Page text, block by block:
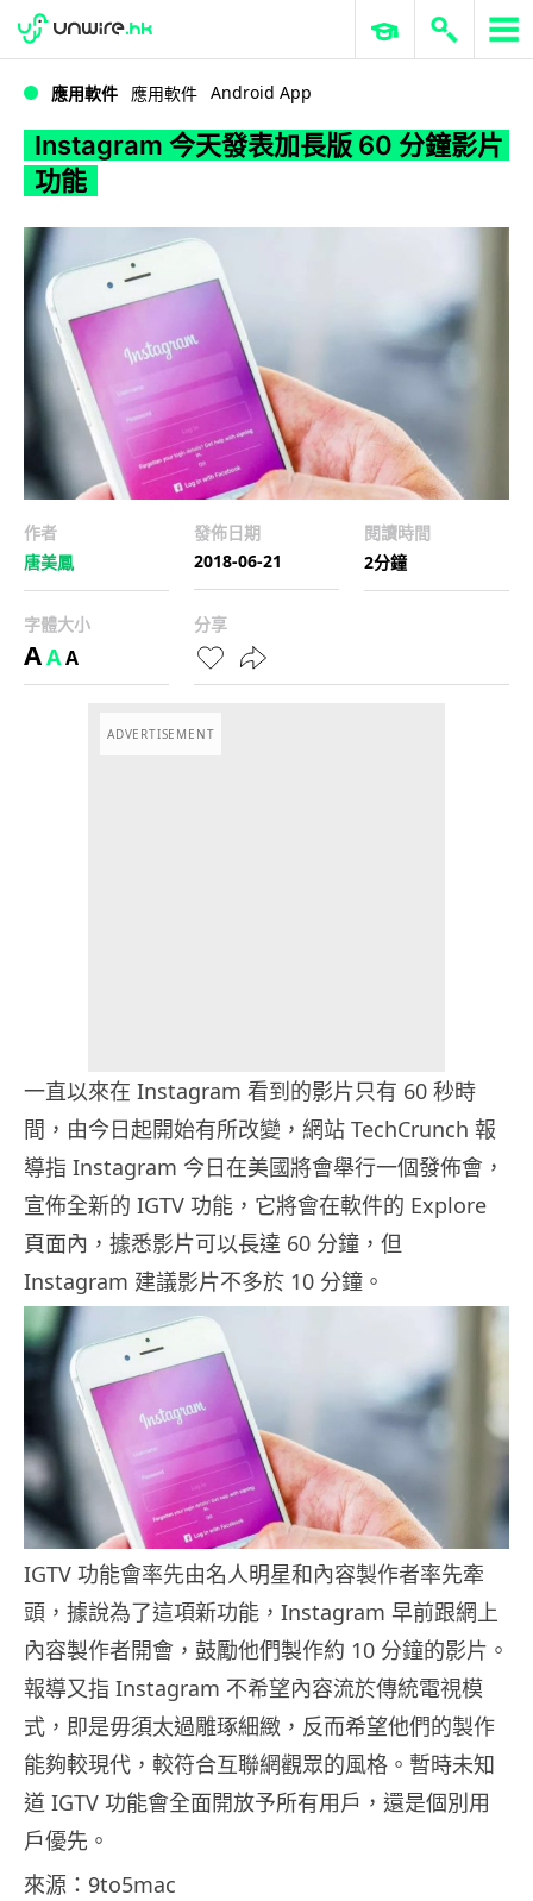
Instagram 今天發表加長版 60 分鐘影片功能
WWDC 2026 ERP 與商業 AI
應用軟件 應用軟件 Android App
Instagram 今天發表加長版 60 分鐘影片
功能
作者
唐美鳳
發佈日期
2018-06-21
閱讀時間
2分鐘
字體大小
AAA
分享
ADVERTISEMENT
一直以來在 Instagram 看到的影片只有 60 秒時
間，由今日起開始有所改變，網站 TechCrunch 報
導指 Instagram 今日在美國將會舉行一個發佈會，
宣佈全新的 IGTV 功能，它將會在軟件的 Explore
頁面內，據悉影片可以長達 60 分鐘，但
Instagram 建議影片不多於 10 分鐘。
IGTV 功能會率先由名人明星和內容製作者率先牽
頭，據說為了這項新功能，Instagram 早前跟網上
內容製作者開會，鼓勵他們製作約 10 分鐘的影片。
報導又指 Instagram 不希望內容流於傳統電視模
式，即是毋須太過雕琢細緻，反而希望他們的製作
能夠較現代，較符合互聯網觀眾的風格。暫時未知
道 IGTV 功能會全面開放予所有用戶，還是個別用
戶優先。
來源：9to5mac